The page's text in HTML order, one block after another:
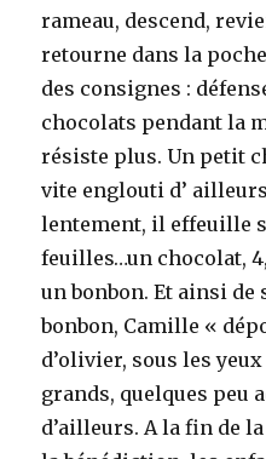
rameau, descend,
retourne dans la
des consignes :
chocolats pendant la
résiste plus. Un petit
vite englouti d’
lentement, il effeuille
feuilles…un chocolat,
un bonbon. Et ainsi
bonbon, Camille «
d’olivier, sous les
grands, quelques peu
d’ailleurs. A la fin de